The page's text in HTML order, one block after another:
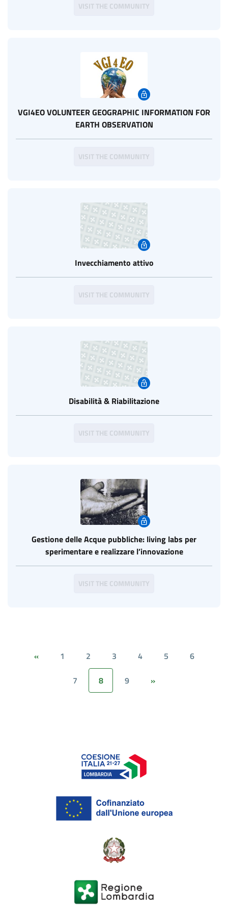
VISIT THE COMMUNITY
VGI4EO VOLUNTEER GEOGRAPHIC INFORMATION FOR
EARTH OBSERVATION
VISIT THE COMMUNITY
Invecchiamento attivo
VISIT THE COMMUNITY
Disabilità & Riabilitazione
VISIT THE COMMUNITY
Gestione delle Acque pubbliche: living labs per
sperimentare e realizzare l’innovazione
VISIT THE COMMUNITY
« 1 2 3 4 5
6
7
8 9 »